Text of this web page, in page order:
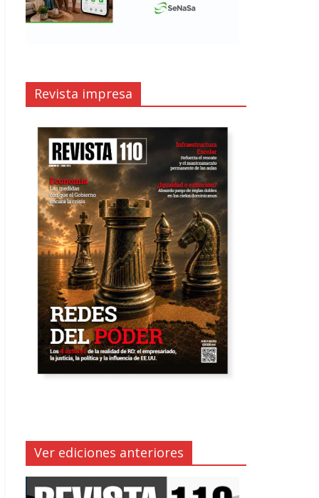
Revista impresa
Ver ediciones anteriores